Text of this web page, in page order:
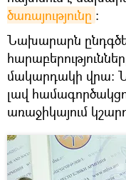
ծառայությունը ։
Նախարարն
մակարդակի վրա։
լավ
առաջիկայում